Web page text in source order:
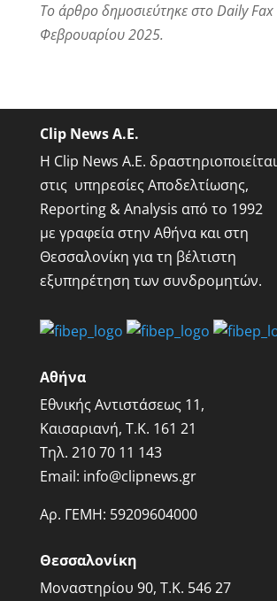
Το άρθρο δημοσιεύτηκε στο Daily Fax
Φεβρουαρίου 2025.
Clip News A.E.
Η Clip News A.E. δραστηριοποιείται
στις υπηρεσίες Αποδελτίωσης,
Reporting & Analysis από το 1992
με γραφεία στην Αθήνα και στη
Θεσσαλονίκη για τη βέλτιστη
εξυπηρέτηση των συνδρομητών.
Αθήνα
Εθνικής Αντιστάσεως 11,
Καισαριανή, Τ.Κ. 161 21
Τηλ. 210 70 11 143
Email: info@clipnews.gr
Αρ. ΓΕΜΗ: 59209604000
Θεσσαλονίκη
Μοναστηρίου 90, Τ.Κ. 546 27